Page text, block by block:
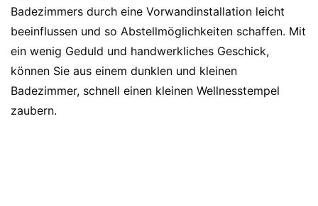
Badezimmers durch eine Vorwandinstallation leicht
beeinflussen und so Abstellmöglichkeiten schaffen. Mit
ein wenig Geduld und handwerkliches Geschick,
können Sie aus einem dunklen und kleinen
Badezimmer, schnell einen kleinen Wellnesstempel
zaubern.